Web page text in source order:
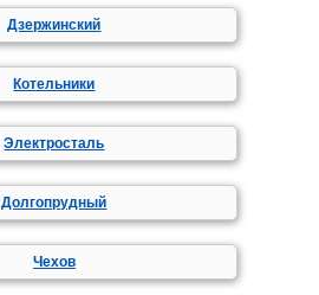
Дзержинский
Котельники
Электросталь
Долгопрудный
Чехов